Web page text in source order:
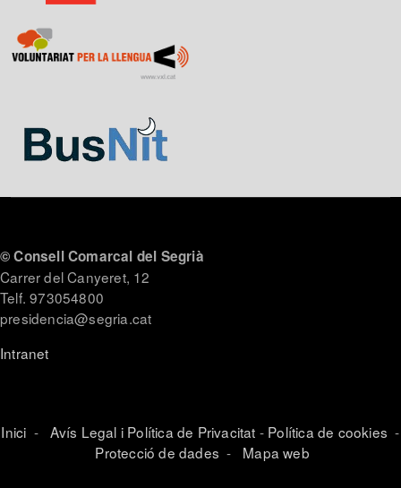
© Consell Comarcal del Segrià
Carrer del Canyeret, 12
Telf. 973054800
presidencia@segria.cat
Intranet
Inici - Avís Legal i Política de Privacitat - Política de cookies -
Protecció de dades - Mapa web